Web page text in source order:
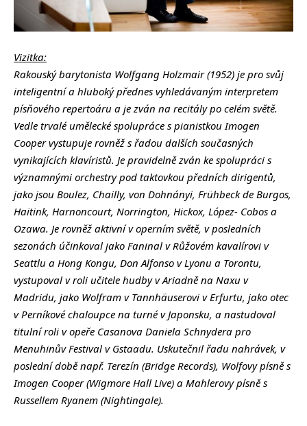
Vizitka:
Rakouský barytonista Wolfgang Holzmair (1952) je pro svůj
inteligentní a hluboký přednes vyhledávaným interpretem
písňového repertoáru a je zván na recitály po celém světě.
Vedle trvalé umělecké spolupráce s pianistkou Imogen
Cooper vystupuje rovněž s řadou dalších současných
vynikajících klavíristů. Je pravidelně zván ke spolupráci s
významnými orchestry pod taktovkou předních dirigentů,
jako jsou Boulez, Chailly, von Dohnányi, Frühbeck de Burgos,
Haitink, Harnoncourt, Norrington, Hickox, López- Cobos a
Ozawa. Je rovněž aktivní v operním světě, v posledních
sezonách účinkoval jako Faninal v Růžovém kavalírovi v
Seattlu a Hong Kongu, Don Alfonso v Lyonu a Torontu,
vystupoval v roli učitele hudby v Ariadně na Naxu v
Madridu, jako Wolfram v Tannhäuserovi v Erfurtu, jako otec
v Perníkové chaloupce na turné v Japonsku, a nastudoval
titulní roli v opeře Casanova Daniela Schnydera pro
Menuhinův Festival v Gstaadu. Uskutečnil řadu nahrávek, v
poslední době např. Terezín (Bridge Records), Wolfovy písně s
Imogen Cooper (Wigmore Hall Live) a Mahlerovy písně s
Russellem Ryanem (Nightingale).